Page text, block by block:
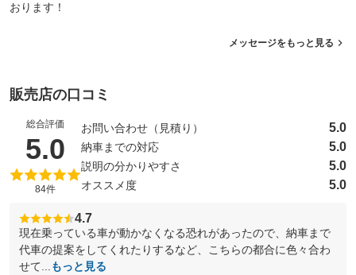
おります！
メッセージをもっと見る
販売店の口コミ
総合評価
5.0 （5点満点中）
84件
お問い合わせ（見積り） 5.0
納車までの対応 5.0
説明の分かりやすさ 5.0
オススメ度 5.0
4.7
現在乗っている車が動かなくなる恐れがあったので、納車まで
代車の提案をしてくれたりするなど、こちらの都合に色々合わ
せて...
もっと見る